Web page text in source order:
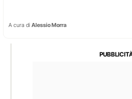
A cura di Alessio Morra